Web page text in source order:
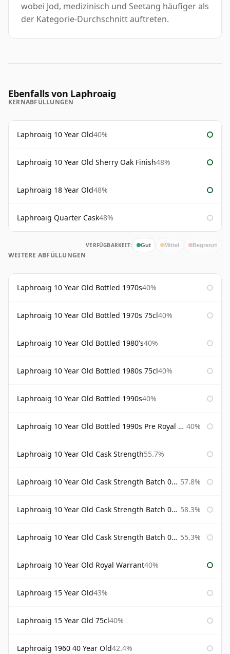
wobei Jod, medizinisch und Seetang häufiger als
der Kategorie-Durchschnitt auftreten.
Ebenfalls von Laphroaig
KERNABFÜLLUNGEN
Laphroaig 10 Year Old40%
Laphroaig 10 Year Old Sherry Oak Finish48%
Laphroaig 18 Year Old48%
Laphroaig Quarter Cask48%
VERFÜGBARKEIT: Gut Mittel Begrenzt
WEITERE ABFÜLLUNGEN
Laphroaig 10 Year Old Bottled 1970s40%
Laphroaig 10 Year Old Bottled 1970s 75cl40%
Laphroaig 10 Year Old Bottled 1980's40%
Laphroaig 10 Year Old Bottled 1980s 75cl40%
Laphroaig 10 Year Old Bottled 1990s40%
Laphroaig 10 Year Old Bottled 1990s Pre Royal Warrant 40%
Laphroaig 10 Year Old Cask Strength55.7%
Laphroaig 10 Year Old Cask Strength Batch 001 Bottled 2009 57.8%
Laphroaig 10 Year Old Cask Strength Batch 002 Bottled 2010 58.3%
Laphroaig 10 Year Old Cask Strength Batch 003 Bottled 2011 55.3%
Laphroaig 10 Year Old Royal Warrant40%
Laphroaig 15 Year Old43%
Laphroaig 15 Year Old 75cl40%
Laphroaig 1960 40 Year Old42.4%